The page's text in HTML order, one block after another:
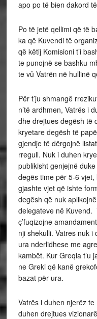
apo po të bien dakord
Po të jetë qellimi që të
ka që Kuvendi të
që këtij Komisioni t’i
te punojnë se bashku
te vû Vatrën në hullinë
Për t’ju shmangë
n’të ardhmen, Vatrës i
dhe drejtues degësh të
kryetare degësh të
gjendje të dërgojnë
rregull. Nuk i duhen
publikisht genjejnë
degës time për 5-6
gjashte vjet që ishte
degësh që nuk
delegateve në Kuvend.
ç’fuqizojne
nji shekulli. Vatres nuk
ura nderlidhese me
kambët. Kur Greqia t’u
ne Greki që kanë
bazat për ura.
Vatrës i duhen njerëz
duhen drejtues